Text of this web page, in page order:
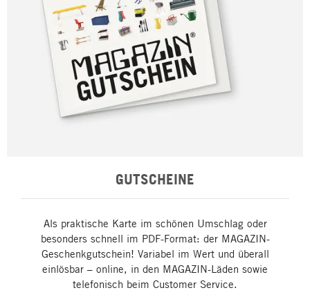
GUTSCHEINE
Als praktische Karte im schönen Umschlag oder
besonders schnell im PDF-Format: der MAGAZIN-
Geschenkgutschein! Variabel im Wert und überall
einlösbar – online, in den MAGAZIN-Läden sowie
telefonisch beim Customer Service.